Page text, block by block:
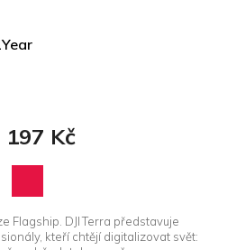
197 Kč
Flagship. DJI Terra představuje
kteří chtějí digitalizovat svět: